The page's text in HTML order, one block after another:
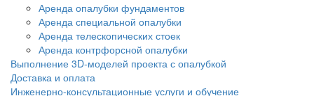
Аренда опалубки фундаментов
Аренда специальной опалубки
Аренда телескопических стоек
Аренда контрфорсной опалубки
Выполнение 3D-моделей проекта с опалубкой
Доставка и оплата
Инженерно-консультационные услуги и обучение